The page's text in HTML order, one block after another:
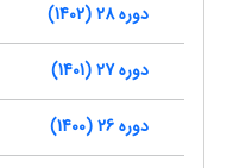
دوره 28 (1402)
دوره 27 (1401)
دوره 26 (1400)